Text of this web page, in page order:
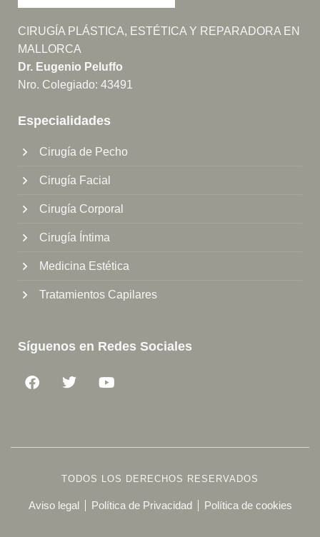
CIRUGÍA PLÁSTICA, ESTÉTICA Y REPARADORA EN
MALLORCA
Dr. Eugenio Peluffo
Nro. Colegiado: 43491
Especialidades
Cirugía de Pecho
Cirugía Facial
Cirugía Corporal
Cirugía Íntima
Medicina Estética
Tratamientos Capilares
Síguenos en Redes Sociales
TODOS LOS DERECHOS RESERVADOS
Aviso legal Política de Privacidad Política de cookies